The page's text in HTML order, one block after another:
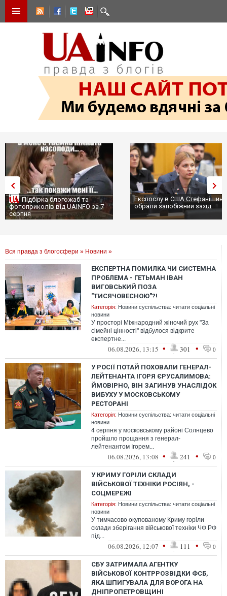
Підбірка блогожаб та
фотоприколів від UAINFO за 7
серпня
Експослу в США Стефанішиній
обрали запобіжний захід
Вся правда з блогосфери » Новини »
EКСПЕРТНА ПОМИЛКА ЧИ СИСТЕМНА
ПРОБЛЕМА - ГЕТЬМАН ІВАН
ВИГОВСЬКИЙ ПОЗА
"ТИСЯЧОВЕСНОЮ"?!
Категорія: Новини суспільства: читати соціальні
новини
У просторі Міжнародний жіночий рух "За
сімейні цінності" відбулося відкрите
експертне...
06.08.2026, 13:15 • 301 • 0
У РОСІЇ ПОТАЙ ПОХОВАЛИ ГЕНЕРАЛ-
ЛЕЙТЕНАНТА ІГОРЯ ЄРУСАЛИМОВА:
ЙМОВІРНО, ВІН ЗАГИНУВ УНАСЛІДОК
ВИБУХУ У МОСКОВСЬКОМУ
РЕСТОРАНІ
Категорія: Новини суспільства: читати соціальні
новини
4 серпня у московському районі Солнцево
пройшло прощання з генерал-
лейтенантом Ігорем...
06.08.2026, 13:08 • 241 • 0
У КРИМУ ГОРІЛИ СКЛАДИ
ВІЙСЬКОВОЇ ТЕХНІКИ РОСІЯН, -
СОЦМЕРЕЖІ
Категорія: Новини суспільства: читати соціальні
новини
У тимчасово окупованому Криму горіли
склади зберігання військової техніки ЧФ РФ
під...
06.08.2026, 12:07 • 111 • 0
СБУ ЗАТРИМАЛА АГЕНТКУ
ВІЙСЬКОВОЇ КОНТРРОЗВІДКИ ФСБ,
ЯКА ШПИГУВАЛА ДЛЯ ВОРОГА НА
ДНІПРОПЕТРОВЩИНІ